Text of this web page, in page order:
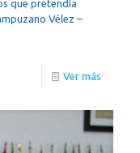
que pretendía
Vélez –
Ver más